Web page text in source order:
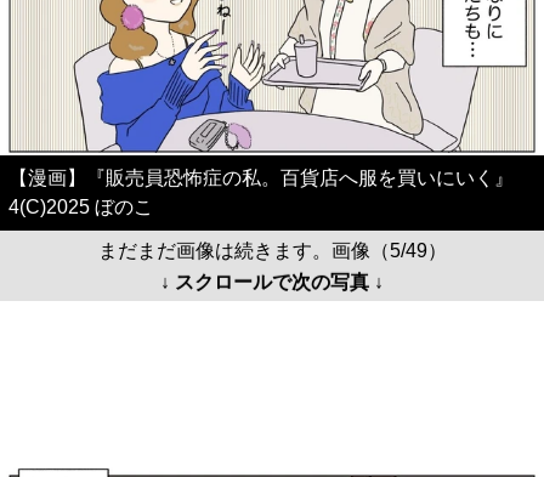
【漫画】『販売員恐怖症の私。百貨店へ服を買いにいく』
4(C)2025 ぼのこ
まだまだ画像は続きます。画像（5/49）
↓ スクロールで次の写真 ↓